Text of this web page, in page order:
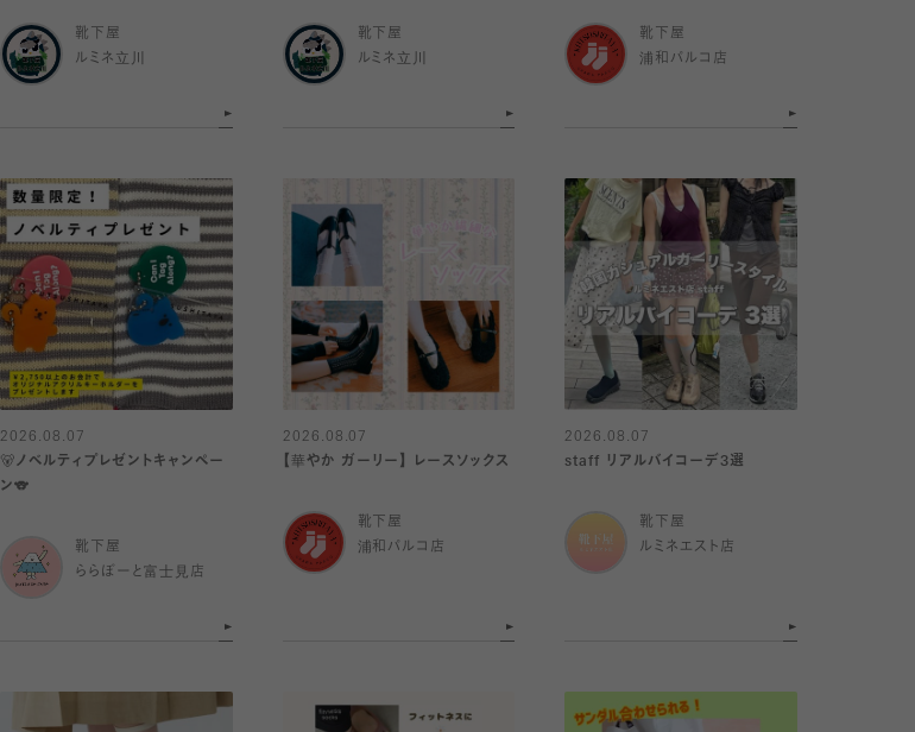
靴下屋
ルミネ立川
靴下屋
ルミネ立川
靴下屋
浦和パルコ店
2026.08.07
🐻ノベルティプレゼントキャンペー
ン🐨
靴下屋
ららぽーと富士見店
2026.08.07
【華やか ガーリー】 レースソックス
靴下屋
浦和パルコ店
2026.08.07
staff リアルバイコーデ3選
靴下屋
ルミネエスト店